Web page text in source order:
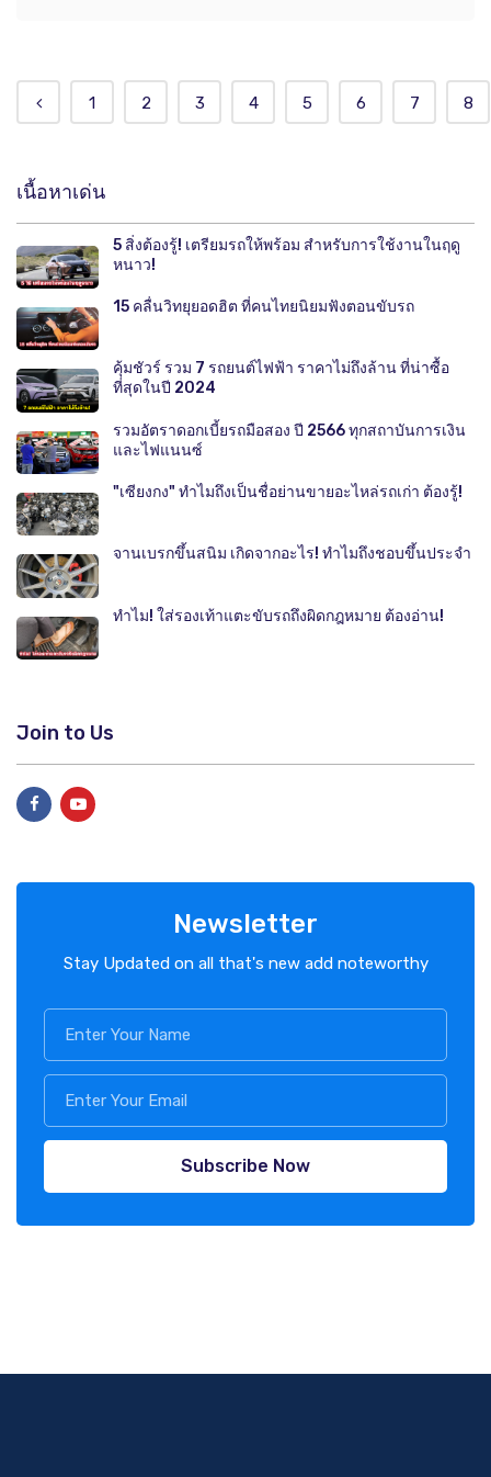
1 2 3 4 5 6 7 8
เนื้อหาเด่น
5 สิ่งต้องรู้! เตรียมรถให้พร้อม สำหรับการใช้งานในฤดู
หนาว!
15 คลื่นวิทยุยอดฮิต ที่คนไทยนิยมฟังตอนขับรถ
คุ้มชัวร์ รวม 7 รถยนต์ไฟฟ้า ราคาไม่ถึงล้าน ที่น่าซื้อ
ที่สุดในปี 2024
รวมอัตราดอกเบี้ยรถมือสอง ปี 2566 ทุกสถาบันการเงิน
และไฟแนนซ์
"เซียงกง" ทำไมถึงเป็นชื่อย่านขายอะไหล่รถเก่า ต้องรู้!
จานเบรกขึ้นสนิม เกิดจากอะไร! ทำไมถึงชอบขึ้นประจำ
ทำไม! ใส่รองเท้าแตะขับรถถึงผิดกฎหมาย ต้องอ่าน!
Join to Us
Newsletter
Stay Updated on all that's new add noteworthy
Subscribe Now